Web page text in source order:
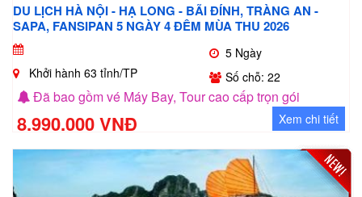
DU LỊCH HÀ NỘI - HẠ LONG - BÃI ĐÍNH, TRÀNG AN -
SAPA, FANSIPAN 5 NGÀY 4 ĐÊM MÙA THU 2026
5 Ngày
Khởi hành 63 tỉnh/TP
Số chỗ: 22
Đã bao gồm vé Máy Bay, Tour cao cấp trọn gói
8.990.000 VNĐ Xem chi tiết